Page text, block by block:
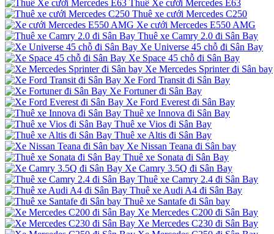
Thuê Xe cưới Mercedes E63
Thuê xe cưới Mercedes C250
Xe cưới Mercedes E550 AMG
Thuê xe Camry 2.0 đi Sân Bay
Xe Universe 45 chỗ đi Sân Bay
Xe Space 45 chỗ đi Sân Bay
Xe Mercedes Sprinter đi Sân bay
Xe Ford Transit đi Sân Bay
Xe Fortuner đi Sân Bay
Xe Ford Everest đi Sân Bay
Thuê xe Innova đi Sân Bay
Thuê xe Vios đi Sân Bay
Thuê xe Altis đi Sân Bay
Xe Nissan Teana đi Sân bay
Thuê xe Sonata đi Sân Bay
Xe Camry 3.5Q đi Sân Bay
Thuê xe Camry 2.4 đi Sân Bay
Thuê xe Audi A4 đi Sân Bay
Thuê xe Santafe đi Sân bay
Xe Mercedes C200 đi Sân Bay
Xe Mercedes C230 đi Sân Bay